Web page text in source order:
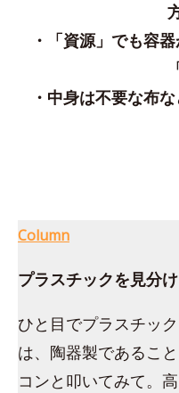
・「資源」でも容
・中身は不要な布
Column
プラスチックを見分
ひと目でプラスチッ
は、陶器製であるこ
コンと叩いてみて。